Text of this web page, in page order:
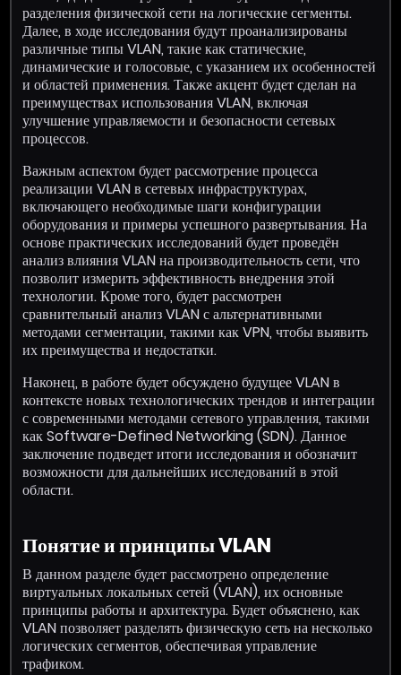
разделения физической сети на логические сегменты.
Далее, в ходе исследования будут проанализированы
различные типы VLAN, такие как статические,
динамические и голосовые, с указанием их особенностей
и областей применения. Также акцент будет сделан на
преимуществах использования VLAN, включая
улучшение управляемости и безопасности сетевых
процессов.
Важным аспектом будет рассмотрение процесса
реализации VLAN в сетевых инфраструктурах,
включающего необходимые шаги конфигурации
оборудования и примеры успешного развертывания. На
основе практических исследований будет проведён
анализ влияния VLAN на производительность сети, что
позволит измерить эффективность внедрения этой
технологии. Кроме того, будет рассмотрен
сравнительный анализ VLAN с альтернативными
методами сегментации, такими как VPN, чтобы выявить
их преимущества и недостатки.
Наконец, в работе будет обсуждено будущее VLAN в
контексте новых технологических трендов и интеграции
с современными методами сетевого управления, такими
как Software-Defined Networking (SDN). Данное
заключение подведет итоги исследования и обозначит
возможности для дальнейших исследований в этой
области.
Понятие и принципы VLAN
В данном разделе будет рассмотрено определение
виртуальных локальных сетей (VLAN), их основные
принципы работы и архитектура. Будет объяснено, как
VLAN позволяет разделять физическую сеть на несколько
логических сегментов, обеспечивая управление
трафиком.